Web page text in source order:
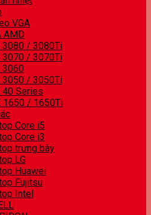
VGA
AMD
3080 / 3080Ti
3070 / 3070Ti
3060
3050 / 3050Ti
40 Series
1650 / 1650Ti
Core i5
Core i3
trưng bày
LG
Huawei
Fujitsu
Intel